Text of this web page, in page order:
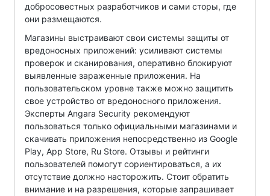
добросовестных разработчиков и сами сторы, где
они размещаются.
Магазины выстраивают свои системы защиты от
вредоносных приложений: усиливают системы
проверок и сканирования, оперативно блокируют
выявленные зараженные приложения. На
пользовательском уровне также можно защитить
свое устройство от вредоносного приложения.
Эксперты Angara Security рекомендуют
пользоваться только официальными магазинами и
скачивать приложения непосредственно из Google
Play, App Store, Ru Store. Отзывы и рейтинги
пользователей помогут сориентироваться, а их
отсутствие должно насторожить. Стоит обратить
внимание и на разрешения, которые запрашивает